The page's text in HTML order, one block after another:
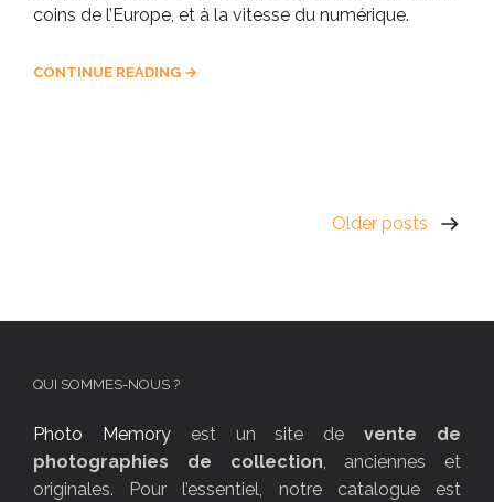
coins de l’Europe, et à la vitesse du numérique.
CONTINUE READING →
Older posts
QUI SOMMES-NOUS ?
Photo Memoryest un site devente de
photographies de collection, anciennes et
originales. Pour l’essentiel, notre catalogue est